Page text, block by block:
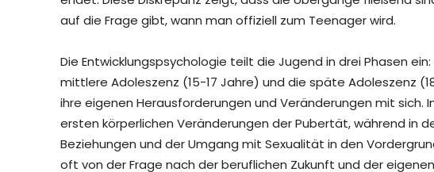
auf die Frage gibt, wann man offiziell zum Teenager wird.
Die Entwicklungspsychologie teilt die Jugend in drei Phasen
mittlere Adoleszenz (15-17 Jahre) und die späte Adoleszenz
ihre eigenen Herausforderungen und Veränderungen mit sich.
ersten körperlichen Veränderungen der Pubertät, während in
Beziehungen und der Umgang mit Sexualität in den
oft von der Frage nach der beruflichen Zukunft und der